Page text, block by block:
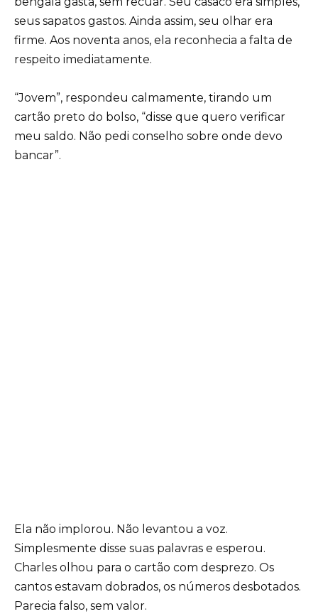
seus sapatos gastos. Ainda assim, seu olhar era
firme. Aos noventa anos, ela reconhecia a falta de
respeito imediatamente.
“Jovem”, respondeu calmamente, tirando um
cartão preto do bolso, “disse que quero verificar
meu saldo. Não pedi conselho sobre onde devo
bancar”.
Ela não implorou. Não levantou a voz.
Simplesmente disse suas palavras e esperou.
Charles olhou para o cartão com desprezo. Os
cantos estavam dobrados, os números desbotados.
Parecia falso, sem valor.